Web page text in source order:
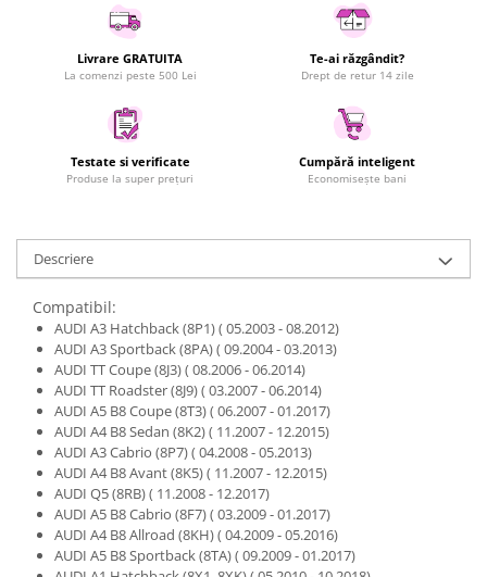
Laptopuri si Accesorii
Telefoane Mobile & accesorii
Wearable & Gadgeturi
Accesorii si piese masini spalat
rufe si uscatoare
Accesorii si piese masini spalat
Aparate Racire Aer
Aragaze si cuptoare cu microunde
Climatizare & sisteme de incalzire
Electrocasnice pentru Bucatarie
Fiare de calcat si masini de cusut
Ingrijire Locuinta
Purificatoare de aer
Fashion
Bijuterii
Ceasuri barbatesti
Ceasuri dama
Livrare GRATUITA
La comenzi peste 500 Lei
Te-ai răzgândit?
Drept de retur 14 zile
Testate si verificate
Produse la super prețuri
Cumpără inteligent
Economisește bani
Descriere
Compatibil:
AUDI A3 Hatchback (8P1) ( 05.2003 - 08.2012)
AUDI A3 Sportback (8PA) ( 09.2004 - 03.2013)
AUDI TT Coupe (8J3) ( 08.2006 - 06.2014)
AUDI TT Roadster (8J9) ( 03.2007 - 06.2014)
AUDI A5 B8 Coupe (8T3) ( 06.2007 - 01.2017)
AUDI A4 B8 Sedan (8K2) ( 11.2007 - 12.2015)
AUDI A3 Cabrio (8P7) ( 04.2008 - 05.2013)
AUDI A4 B8 Avant (8K5) ( 11.2007 - 12.2015)
AUDI Q5 (8RB) ( 11.2008 - 12.2017)
AUDI A5 B8 Cabrio (8F7) ( 03.2009 - 01.2017)
AUDI A4 B8 Allroad (8KH) ( 04.2009 - 05.2016)
AUDI A5 B8 Sportback (8TA) ( 09.2009 - 01.2017)